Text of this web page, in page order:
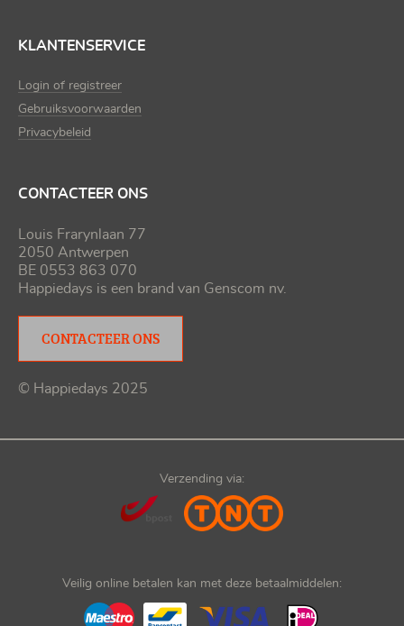
KLANTENSERVICE
Login of registreer
Gebruiksvoorwaarden
Privacybeleid
CONTACTEER ONS
Louis Frarynlaan 77
2050 Antwerpen
BE 0553 863 070
Happiedays is een brand van Genscom nv.
CONTACTEER ONS
© Happiedays 2025
Verzending via:
Veilig online betalen kan met deze betaalmiddelen: